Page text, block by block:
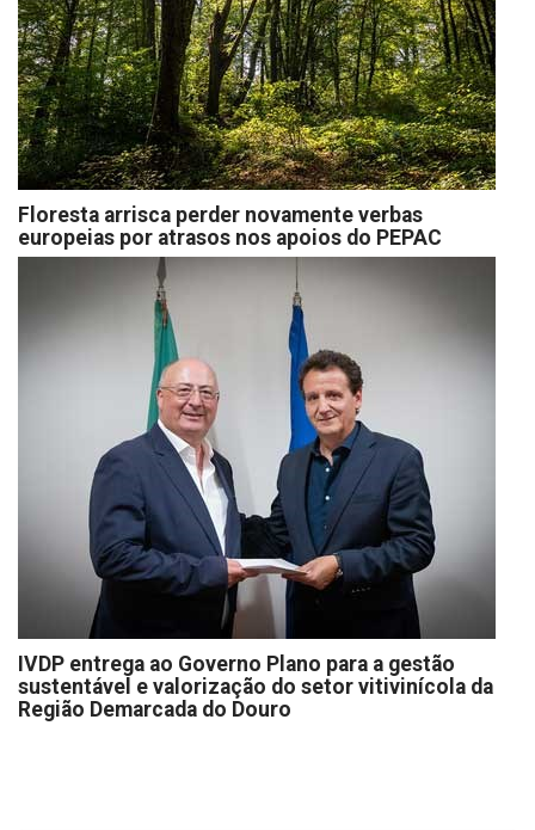
Floresta arrisca perder novamente verbas
europeias por atrasos nos apoios do PEPAC
IVDP entrega ao Governo Plano para a gestão
sustentável e valorização do setor vitivinícola da
Região Demarcada do Douro